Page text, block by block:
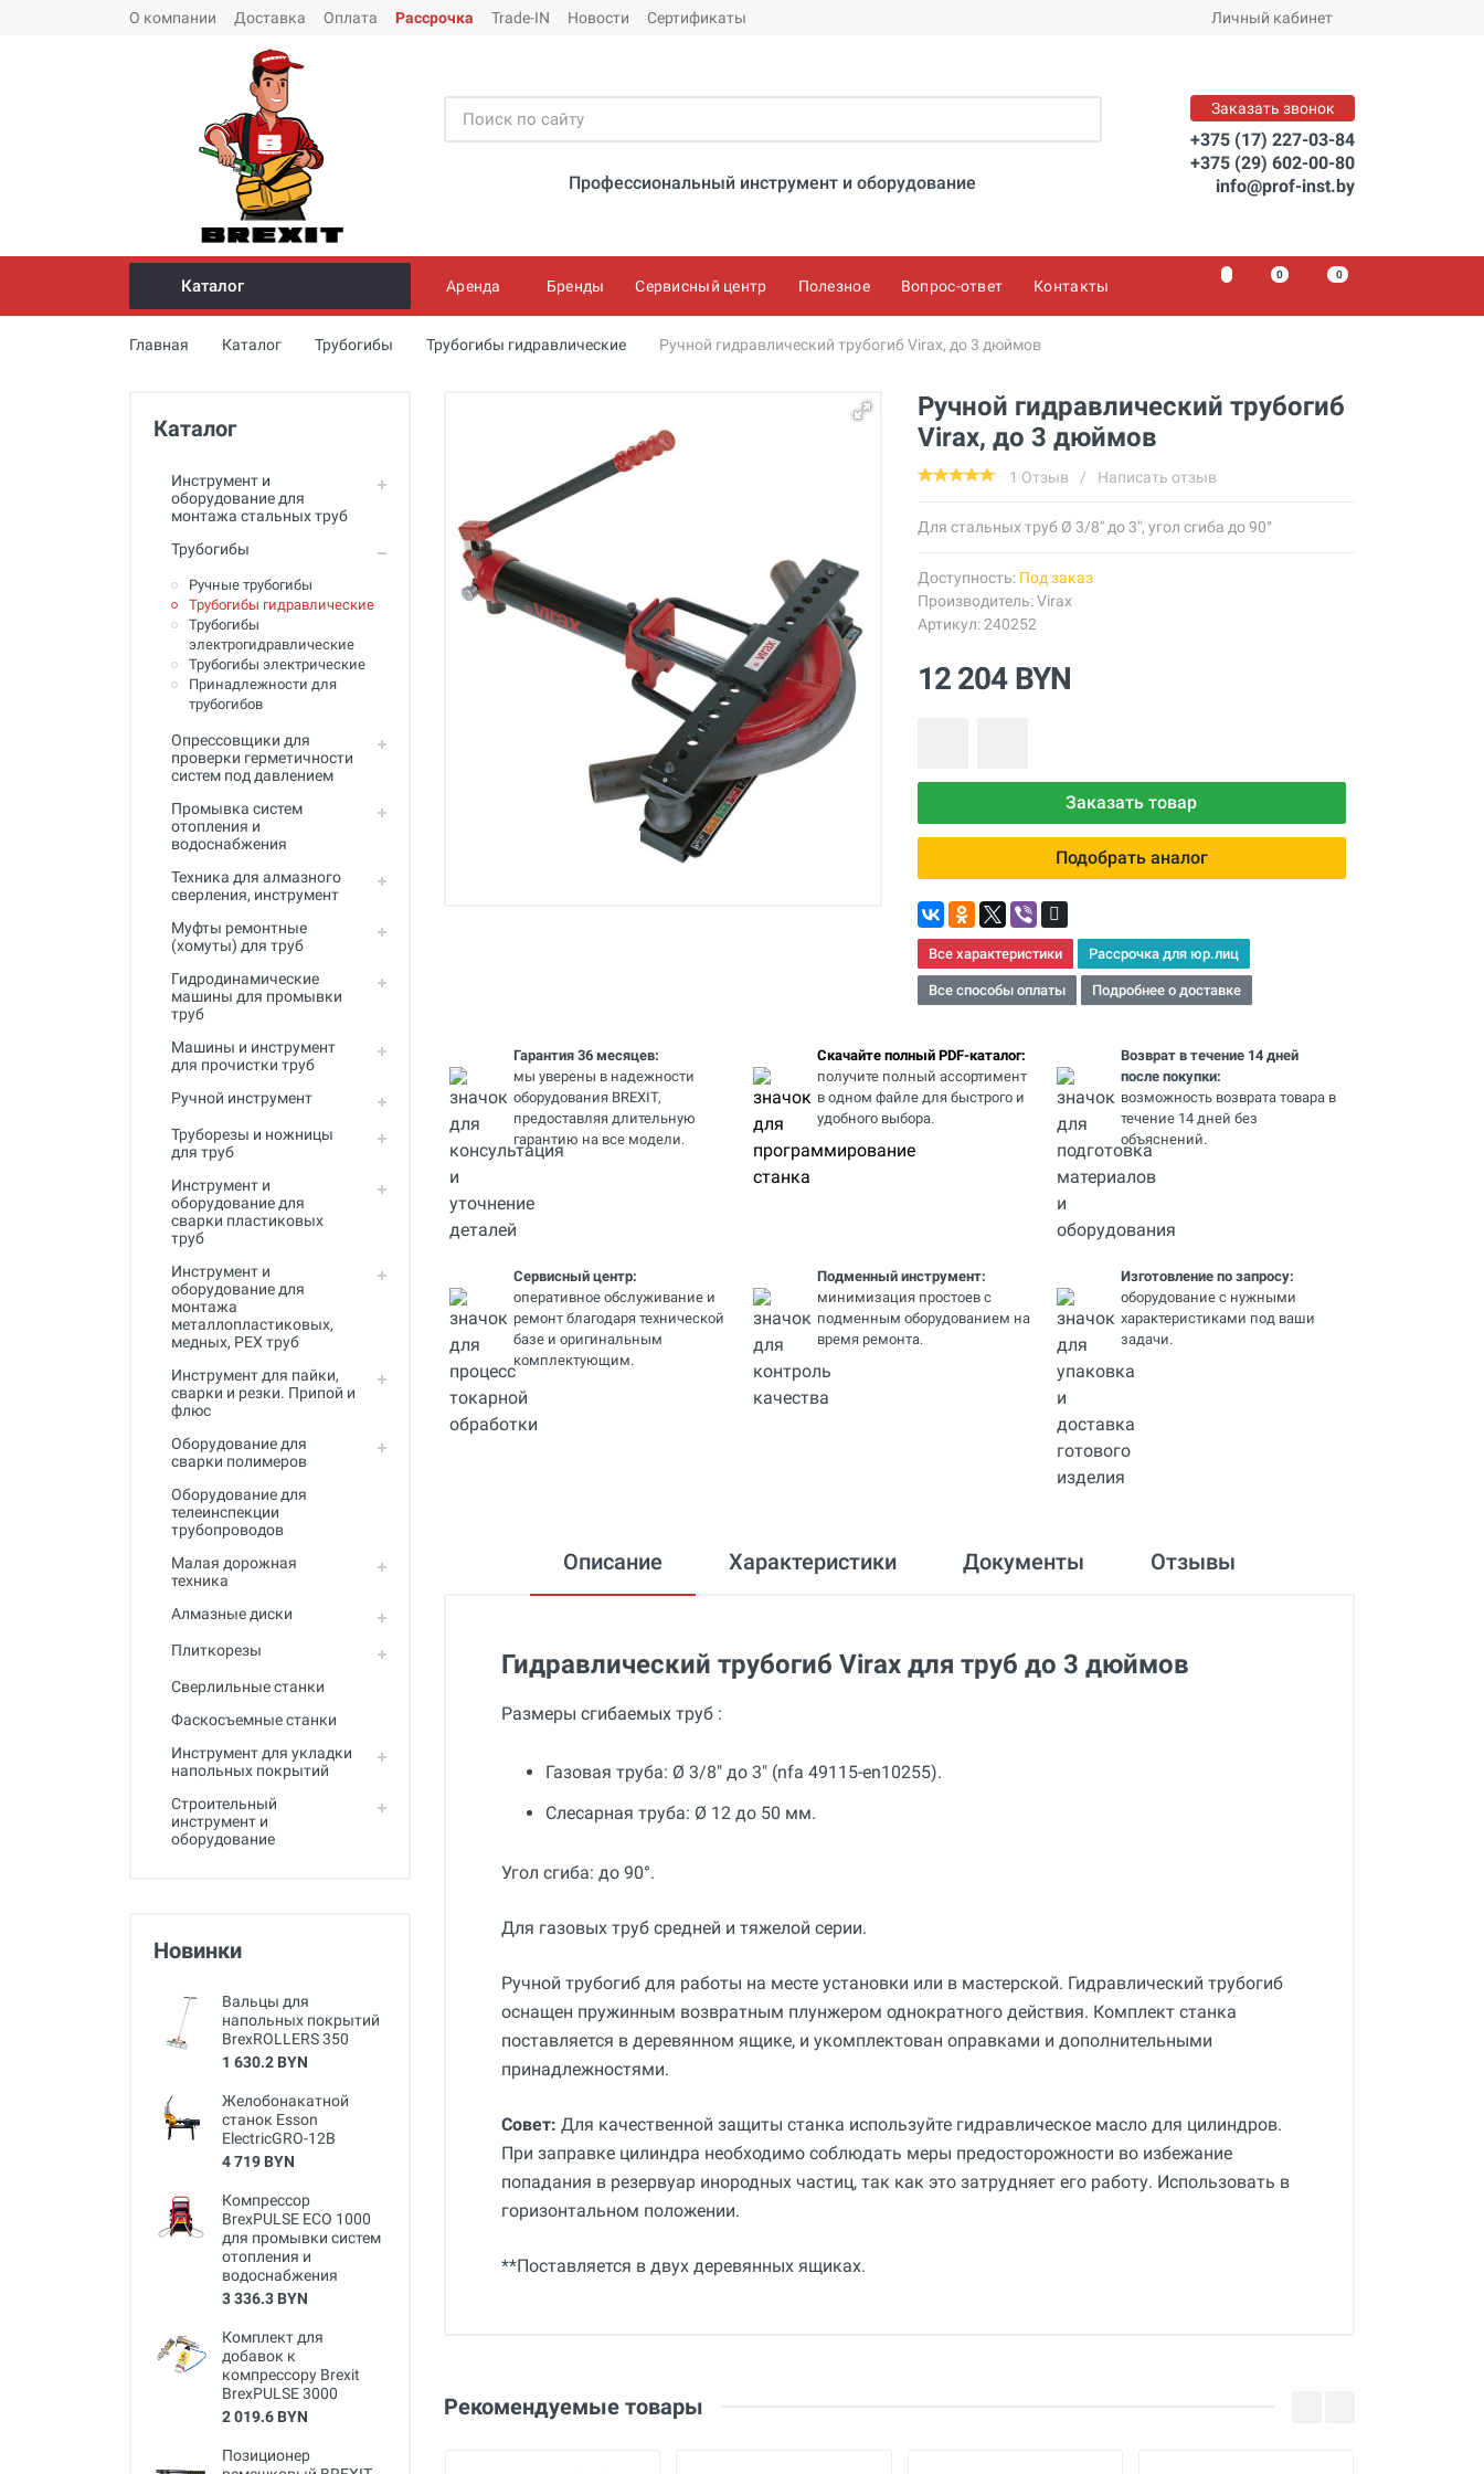
О компании Доставка Оплата Рассрочка Trade-IN Новости Сертификаты Личный кабинет
Профессиональный инструмент и оборудование
Заказать звонок
+375 (17) 227-03-84
+375 (29) 602-00-80
info@prof-inst.by
Инструмент и оборудование для
монтажа стальных труб
Опрессовщики для проверки
Промывка систем отопления и
водоснабжения
сверления, инструмент
Муфты ремонтные (хомуты) для
Гидродинамические машины
для промывки труб
Машины и инструмент для
прочистки труб
Труборезы и ножницы для труб
Инструмент и оборудование для
сварки пластиковых труб
Инструмент и оборудование для
монтажа металлопластиковых,
Инструмент для пайки, сварки и
резки. Припой и флюс
Оборудование для сварки
телеинспекции трубопроводов
Малая дорожная техника
Алмазные диски
Сверлильные станки
Фаскосъемные станки
Инструмент для укладки
напольных покрытий
Строительный инструмент и
оборудование
Полный каталог
Каталог Аренда Бренды Сервисный центр Полезное Вопрос-ответ Контакты
0 00
Главная Каталог Трубогибы Трубогибы гидравлические Ручной гидравлический трубогиб Virax, до 3 дюймов
Каталог
Инструмент и
оборудование для
монтажа стальных труб
Трубогибы
Ручные трубогибы
Трубогибы гидравлические
Трубогибы
электрогидравлические
Трубогибы электрические
Принадлежности для
трубогибов
Опрессовщики для
проверки герметичности
систем под давлением
Промывка систем
отопления и
водоснабжения
Техника для алмазного
сверления, инструмент
Муфты ремонтные
(хомуты) для труб
Гидродинамические
машины для промывки
труб
Машины и инструмент
для прочистки труб
Ручной инструмент
Труборезы и ножницы
для труб
Инструмент и
оборудование для
сварки пластиковых
труб
Инструмент и
оборудование для
монтажа
металлопластиковых,
медных, PEX труб
Инструмент для пайки,
сварки и резки. Припой и
флюс
Оборудование для
сварки полимеров
Оборудование для
телеинспекции
трубопроводов
Малая дорожная
техника
Алмазные диски
Плиткорезы
Сверлильные станки
Фаскосъемные станки
Инструмент для укладки
напольных покрытий
Строительный
инструмент и
оборудование
Новинки
Вальцы для
напольных покрытий
BrexROLLERS 350
1 630.2 BYN
Желобонакатной
станок Esson
ElectricGRO-12B
4 719 BYN
Компрессор
BrexPULSE ECO 1000
для промывки систем
отопления и
водоснабжения
3 336.3 BYN
Комплект для
добавок к
компрессору Brexit
BrexPULSE 3000
2 019.6 BYN
Позиционер
Ручной гидравлический трубогиб
Virax, до 3 дюймов
1 Отзыв / Написать отзыв
Для стальных труб Ø 3/8" до 3", угол сгиба до 90°
Доступность: Под заказ
Производитель:Virax
Артикул: 240252
12 204 BYN
Заказать товар
Подобрать аналог
Все характеристики Рассрочка для юр.лиц
Все способы оплаты Подробнее о доставке
Гарантия 36 месяцев:
мы уверены в надежности
оборудования BREXIT,
предоставляя длительную
гарантию на все модели.
Скачайте полный PDF-каталог:
получите полный ассортимент
в одном файле для быстрого и
удобного выбора.
Возврат в течение 14 дней
после покупки:
возможность возврата товара в
течение 14 дней без
объяснений.
Сервисный центр:
оперативное обслуживание и
ремонт благодаря технической
базе и оригинальным
комплектующим.
Подменный инструмент:
минимизация простоев с
подменным оборудованием на
время ремонта.
Изготовление по запросу:
оборудование с нужными
характеристиками под ваши
задачи.
Описание Характеристики Документы Отзывы
Гидравлический трубогиб Virax для труб до 3 дюймов
Размеры сгибаемых труб :
Газовая труба: Ø 3/8" до 3" (nfa 49115-en10255).
Слесарная труба: Ø 12 до 50 мм.
Угол сгиба: до 90°.
Для газовых труб средней и тяжелой серии.
Ручной трубогиб для работы на месте установки или в мастерской. Гидравлический трубогиб
оснащен пружинным возвратным плунжером однократного действия. Комплект станка
поставляется в деревянном ящике, и укомплектован оправками и дополнительными
принадлежностями.
Совет: Для качественной защиты станка используйте гидравлическое масло для цилиндров.
При заправке цилиндра необходимо соблюдать меры предосторожности во избежание
попадания в резервуар инородных частиц, так как это затрудняет его работу. Использовать в
горизонтальном положении.
**Поставляется в двух деревянных ящиках.
Страна производства
09 Июля 2025
Рекомендуемые товары